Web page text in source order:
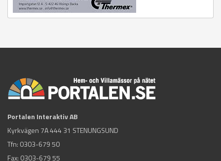
Portalen Interaktiv AB
Kyrkvägen 7A 444 31 STENUNGSUND
Tfn: 0303-679 50
Fax: 0303-679 55